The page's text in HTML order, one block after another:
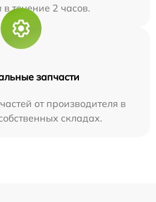
в течение 2 часов.
запчасти
от производителя в
складах.